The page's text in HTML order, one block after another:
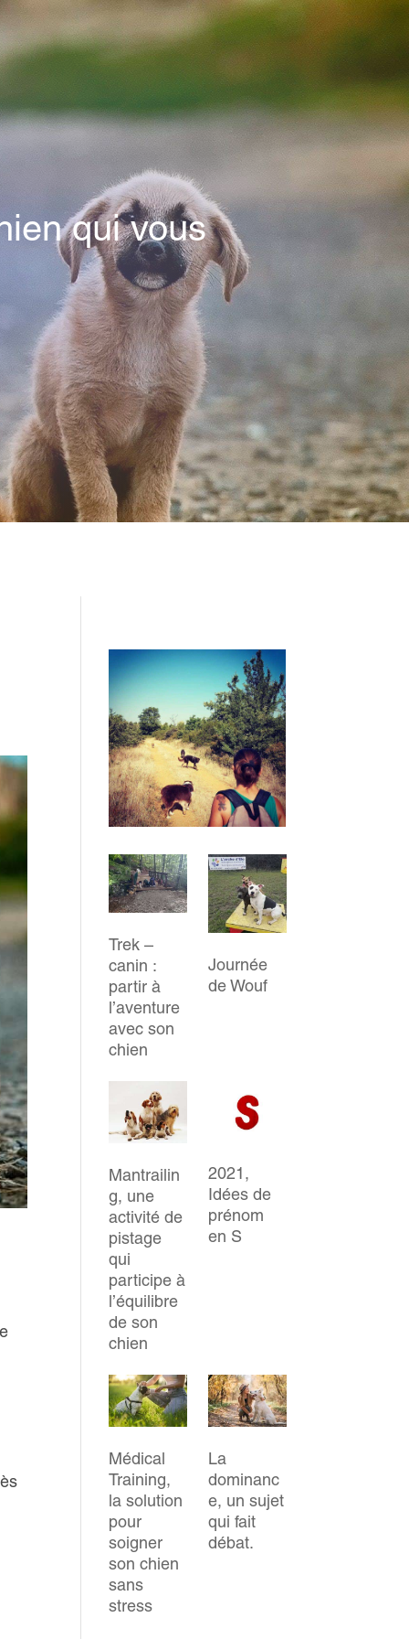
qui vous
Trek –
canin :
partir à
l’aventure
avec son
chien
Journée
de Wouf
Mantrailin
g, une
activité de
pistage
qui
participe à
l’équilibre
de son
chien
2021,
Idées de
prénom
en S
Médical
Training,
la solution
pour
soigner
son chien
sans
stress
La
dominanc
e, un sujet
qui fait
débat.